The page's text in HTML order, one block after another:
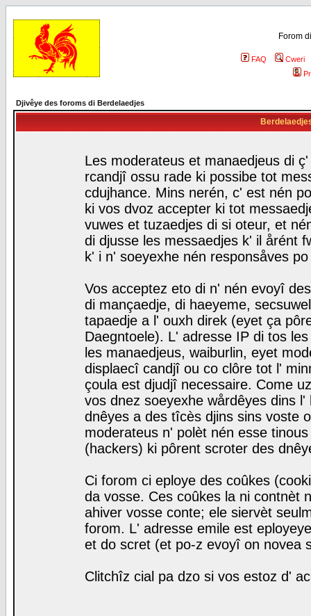
Forom
FAQ
Cweri
Djivêye des foroms di Berdelaedjes
Les moderateus et manaedjeus di
rcandjî ossu rade ki possibe tot
cdujhance. Mins nerén, c' est nén
ki vos dvoz accepter ki tot
vuwes et tuzaedjes di si oteur, et
di djusse les messaedjes k' il årént
k' i n' soeyexhe nén responsåves
Vos acceptez eto di n' nén evoyî
di mançaedje, di haeyeme,
tapaedje a l' ouxh direk (eyet ça
Daegntoele). L' adresse IP di tos
les manaedjeus, waiburlin, eyet
displaecî candjî ou co clôre tot l'
çoula est djudjî necessaire. Come
vos dnez soeyexhe wårdêyes dins
dnêyes a des tîcès djins sins voste
moderateus n' polèt nén esse
(hackers) ki pôrent scroter des
Ci forom ci eploye des coûkes
da vosse. Ces coûkes la ni contnèt
ahiver vosse conte; ele siervèt
forom. L' adresse emile est
et do scret (et po-z evoyî on novea
Clitchîz cial pa dzo si vos estoz d'